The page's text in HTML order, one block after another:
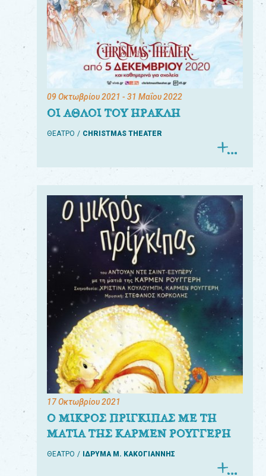
09 Οκτωβρίου 2021 - 31 Μαΐου 2022
ΟΙ ΑΘΛΟΙ ΤΟΥ ΗΡΑΚΛΗ
ΘΕΑΤΡΟ CHRISTMAS THEATER
17 Οκτωβρίου 2021
Ο ΜΙΚΡΟΣ ΠΡΙΓΚΙΠΑΣ ΜΕ ΤΗ
ΜΑΤΙΑ ΤΗΣ ΚΑΡΜΕΝ ΡΟΥΓΓΕΡΗ
ΘΕΑΤΡΟ ΙΔΡΥΜΑ Μ. ΚΑΚΟΓΙΑΝΝΗΣ